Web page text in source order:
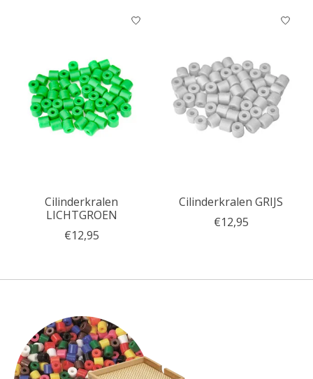
Cilinderkralen
LICHTGROEN
€12,95
Cilinderkralen GRIJS
€12,95